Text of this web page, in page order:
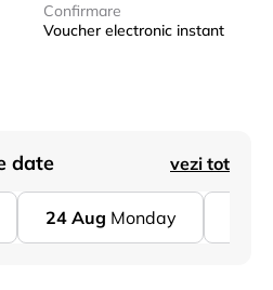
Confirmare
Voucher electronic instant
date vezi tot
24 Aug Monday